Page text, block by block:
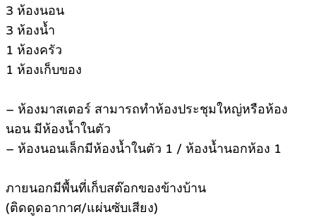
3 ห้องนอน
3 ห้องน้ำ
1 ห้องครัว
1 ห้องเก็บของ
– ห้องมาสเตอร์ สามารถทำห้องประชุมใหญ่หรือห้อง
นอน มีห้องน้ำในตัว
– ห้องนอนเล็กมีห้องน้ำในตัว 1 / ห้องน้ำนอกห้อง 1
ภายนอกมีพื้นที่เก็บสต๊อกของข้างบ้าน
(ติดดูดอากาศ/แผ่นซับเสียง)